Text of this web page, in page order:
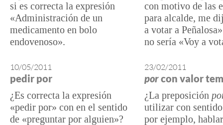
si es correcta la expresión
«Administración de un
medicamento en bolo
endovenoso».
con motivo de las
para alcalde, me
a votar a
no sería «Voy a
10/05/2011
pedir por
¿Es correcta la expresión
«pedir por» con en el sentido
de «preguntar por alguien»?
23/02/2011
porcon valor
¿La preposición
utilizar con
por ejemplo,